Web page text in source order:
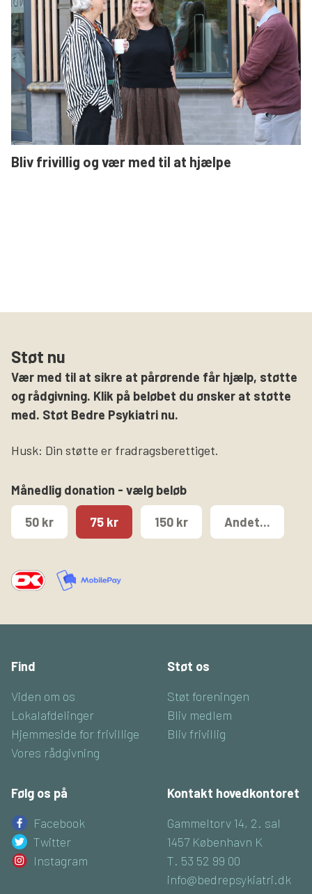
Bliv frivillig og vær med til at hjælpe
Støt nu
Vær med til at sikre at pårørende får hjælp, støtte
og rådgivning. Klik på beløbet du ønsker at støtte
med. Støt Bedre Psykiatri nu.
Husk: Din støtte er fradragsberettiget.
Månedlig donation - vælg beløb
50 kr 75 kr 150 kr Andet...
Find
Viden om os
Lokalafdelinger
Hjemmeside for frivillige
Vores rådgivning
Støt os
Støt foreningen
Bliv medlem
Bliv frivillig
Følg os på
Facebook
Twitter
Instagram
Kontakt hovedkontoret
Gammeltorv 14, 2. sal
1457 København K
T. 53 52 99 00
info@bedrepsykiatri.dk